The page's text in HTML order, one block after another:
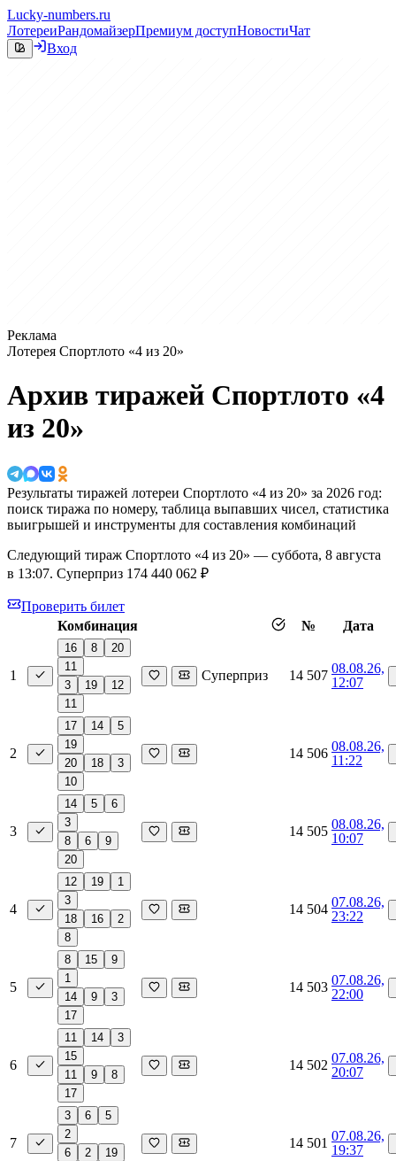
Lucky-numbers.ru
ЛотереиРандомайзерПремиум доступНовостиЧат
Вход
Реклама
Лотерея Спортлото «4 из 20»
Архив тиражей Спортлото «4
из 20»
Результаты тиражей лотереи Спортлото «4 из 20» за 2026 год:
поиск тиража по номеру, таблица выпавших чисел, статистика
выигрышей и инструменты для составления комбинаций
Следующий тираж Спортлото «4 из 20» — суббота, 8 августа
в 13:07. Суперприз 174 440 062 ₽
Проверить билет
Комбинация
№ Дата
1
16 8
20
11
3
19
12
11
Суперприз 14 507 08.08.26,
12:07
2
17 14
5
19
20
18
3
10
14 506 08.08.26,
11:22
3
14 5
6
3
8
6
9
20
14 505 08.08.26,
10:07
4
12 19
1
3
18
16
2
8
14 504 07.08.26,
23:22
5
8 15
9
1
14
9
3
17
14 503 07.08.26,
22:00
6
11 14
3
15
11
9
8
17
14 502 07.08.26,
20:07
7
3 6
5
2
6
2
19
14 501 07.08.26,
19:37